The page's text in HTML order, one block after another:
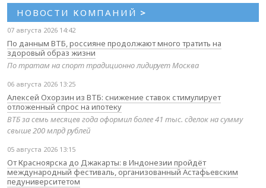
НОВОСТИ КОМПАНИЙ >
07 августа 2026 14:42
По данным ВТБ, россияне продолжают много тратить на
здоровый образ жизни
По тратам на спорт традиционно лидирует Москва
06 августа 2026 13:25
Алексей Охорзин из ВТБ: снижение ставок стимулирует
отложенный спрос на ипотеку
ВТБ за семь месяцев года оформил более 41 тыс. сделок на сумму
свыше 200 млрд рублей
05 августа 2026 13:15
От Красноярска до Джакарты: в Индонезии пройдёт
международный фестиваль, организованный Астафьевским
педуниверситетом